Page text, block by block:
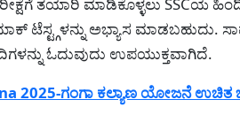
ಟೆಸ್ಟ್ಗಳನ್ನು ಅಭ್ಯಾಸ ಮಾಡಬಹುದು.
ಓದುವುದು ಉಪಯುಕ್ತವಾಗಿದೆ.
2025-ಗಂಗಾ ಕಲ್ಯಾಣ ಯೋಜನೆ